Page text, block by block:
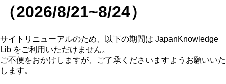
（2026/8/21~8/24）
サイトリニューアルのため、以下の期間は JapanKnowledge
Lib をご利用いただけません。
ご不便をおかけしますが、ご了承くださいますようお願いいた
します。